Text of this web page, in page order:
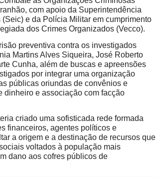
com apoio da Superintendência
e da Polícia Militar em cumprimento
dos Crimes Organizados (Vecco).
preventiva contra os investigados
Martins Alves Siqueira, José Roberto
Cunha, além de buscas e apreensões
por integrar uma organização
públicas oriundas de convênios e
dinheiro e associação com facção
criado uma sofisticada rede formada
financeiros, agentes políticos e
a origem e a destinação de recursos que
voltados à população mais
dano aos cofres públicos de